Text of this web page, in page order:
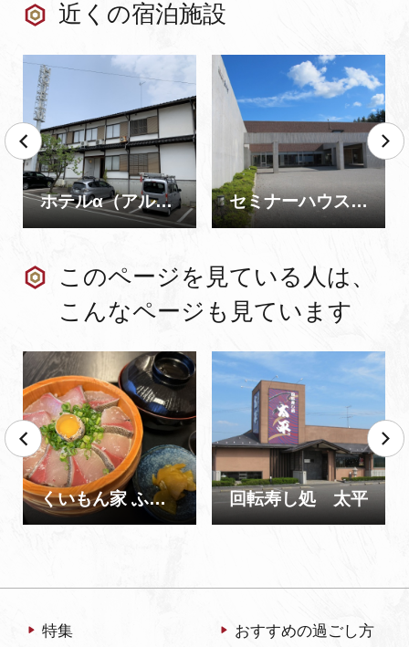
近くの宿泊施設
ホテルα（アルファ） セミナーハウスあいりす
このページを見ている人は、
こんなページも見ています
くいもん家 ふるさと 加賀店 回転寿し処 太平
特集 おすすめの過ごし方